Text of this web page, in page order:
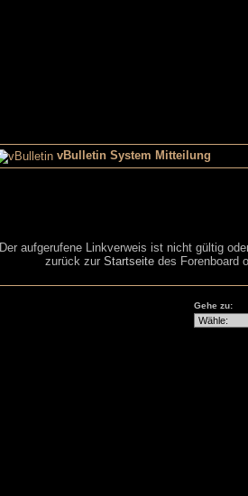
vBulletin System Mitteilung
Der aufgerufene Linkverweis ist nicht gültig
zurück zur Startseitedes Forenboard
Gehe zu: